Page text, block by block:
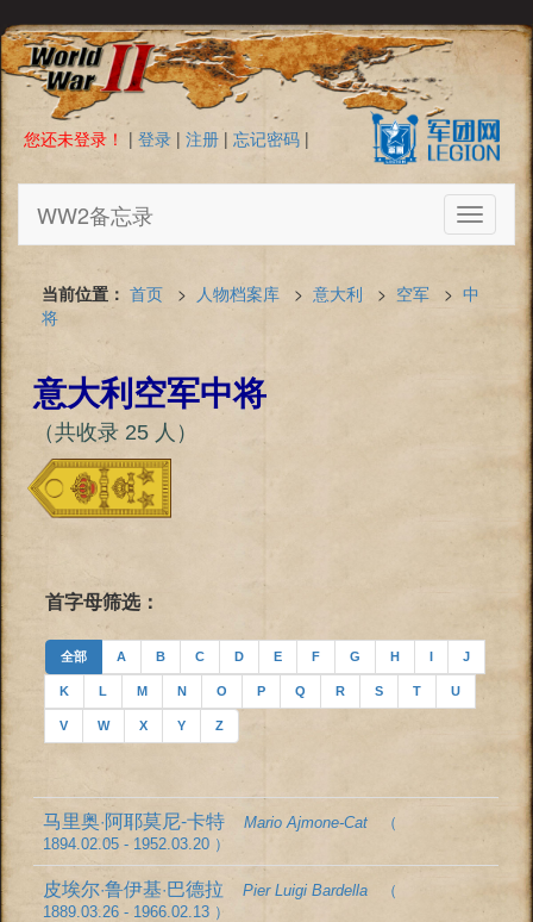
您还未登录！ | 登录 | 注册 | 忘记密码 |
Toggle
WW2备忘录
当前位置： 首页 > 人物档案库 > 意大利 > 空军 > 中
将
意大利空军中将
（共收录 25 人）
首字母筛选：
全部 A B C D E F G H I J
K L M N O P Q R S T U
V W X Y Z
马里奥·阿耶莫尼-卡特Mario Ajmone-Cat
（
1894.02.05 - 1952.03.20 ）
皮埃尔·鲁伊基·巴德拉Pier Luigi Bardella
（
1889.03.26 - 1966.02.13 ）